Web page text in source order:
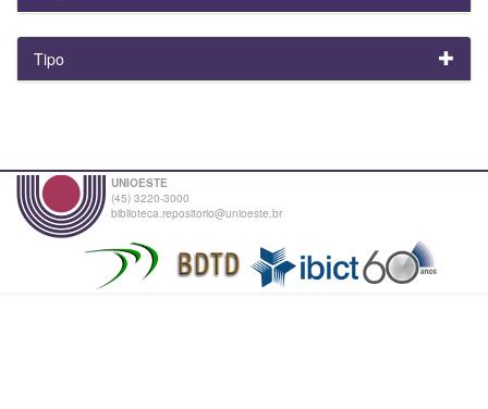
Tipo
UNIOESTE
(45) 3220-3000
biblioteca.repositorio@unioeste.br